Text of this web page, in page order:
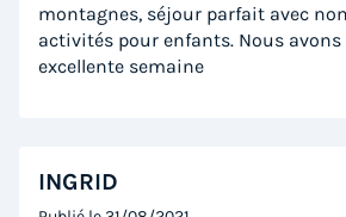
montagnes, séjour parfait avec
activités pour enfants. Nous avons
excellente semaine
INGRID